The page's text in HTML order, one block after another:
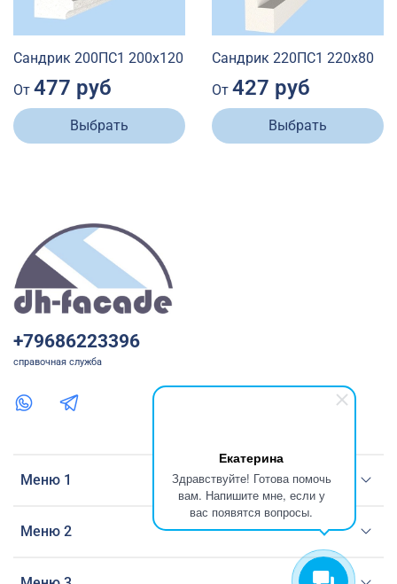
Екатерина
Здравствуйте! Готова помочь
вам. Напишите мне, если у
вас появятся вопросы.
Сандрик 200ПС1 200х120
От 477 руб
Выбрать
Сандрик 220ПС1 220х80
От 427 руб
Выбрать
Меню 1
Меню 2
+79686223396
справочная служба